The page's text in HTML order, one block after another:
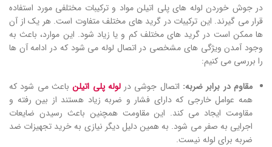
در جوش خوردن لوله های پلی اتیلن مواد و ترکیبات مختلفی مورد استفاده
قرار می گیرند. این ترکیبات در گرید های مختلف متفاوت است. هر یک از آن
ها ممکن است در گرید های مختلف کم و یا زیاد شود. این موارد، باعث به
وجود آمدن ویژگی های مشخصی در اتصال لوله می شود که در ادامه آن ها
را بررسی می کنیم:
مقاوم در برابر ضربه: اتصال جوشی درلوله پلی اتیلنباعث می شود که
همه عوامل خارجی که دارای فشار و ضربه زیاد هستند از بین رفته و
مقاومت ایجاد می کند. این مقاومت همچنین باعث رسیدن ضایعات
اجرایی به صفر می شود. به همین دلیل دیگر نیازی به خرید تجهیزات ضد
ضربه برای لوله نیست.